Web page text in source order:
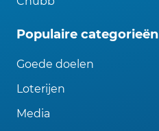
Populaire categorieën
Goede doelen
Loterijen
Media